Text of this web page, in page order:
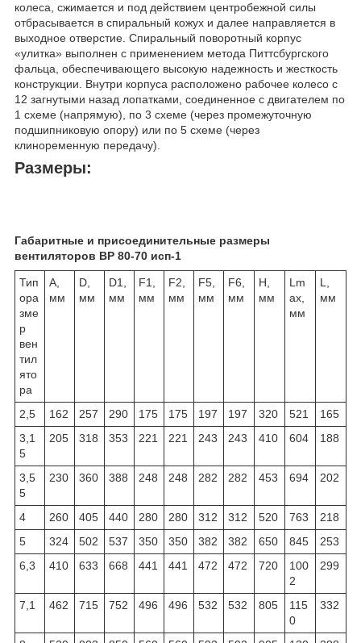
колеса, сжимается и под действием центробежной силы
отбрасывается в спиральный кожух и далее направляется в
выходное отверстие. Спиральный поворотный корпус
«улитка» выполнен с применением метода Питтсбургского
фальца, обеспечивающего высокую надежность и жесткость
конструкции. Внутри корпуса расположено рабочее колесо с
12 загнутыми назад лопатками, соединенное с двигателем по
1 схеме (напрямую), по 3 схеме (через промежуточную
подшипниковую опору) или по 5 схеме (через
клиноременную передачу).
Размеры:
Габаритные и присоединительные размеры
вентиляторов ВР 80-70 исп-1
Тип
ора
зме
р
вен
тил
ято
ра
А,
мм
D,
мм
D1,
мм
F1,
мм
F2,
мм
F5,
мм
F6,
мм
H,
мм
Lm
ax,
мм
L,
мм
2,5 162 257 290 175 175 197 197 320 521
165
3,1
5
205 318 353 221 221 243 243 410 604 188
3,5
5
230 360 388 248 248 282 282 453 694 202
4 260 405 440 280 280 312 312 520 763
218
5
324 502 537 350 350 382 382 650 845
253
6,3
410 633 668 441 441 472 472 720
100
2
299
7,1 462 715 752 496 496 532 532 805
115
0
332